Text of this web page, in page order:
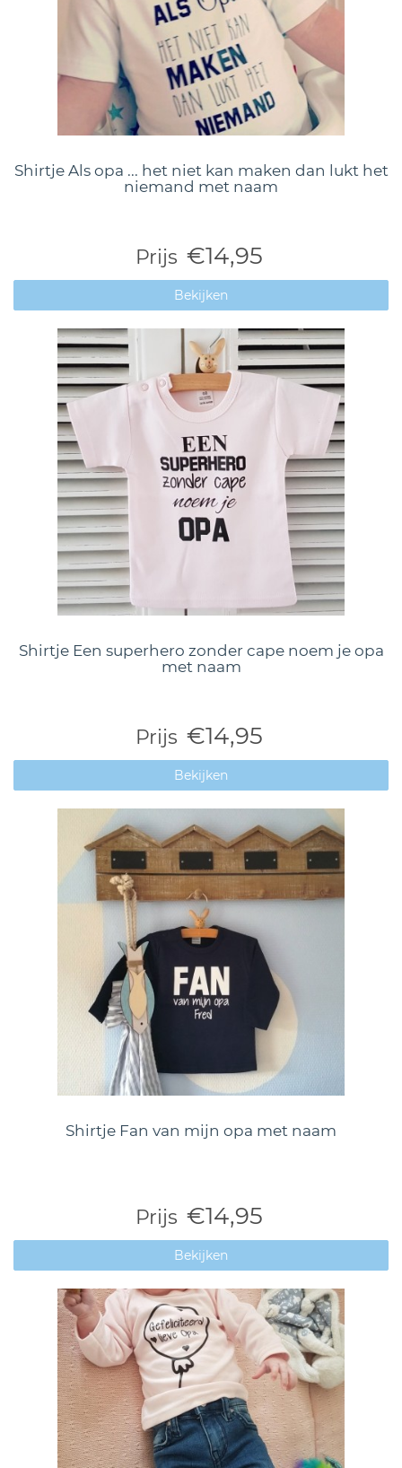
Shirtje Als opa ... het niet kan maken dan lukt het
niemand met naam
Prijs €14,95
Bekijken
Shirtje Een superhero zonder cape noem je opa
met naam
Prijs €14,95
Bekijken
Shirtje Fan van mijn opa met naam
Prijs €14,95
Bekijken